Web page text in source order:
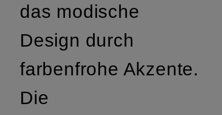
das modische
Design durch
farbenfrohe Akzente.
Die